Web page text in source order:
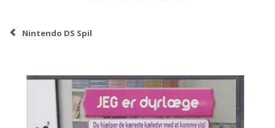
Nintendo DS Spil